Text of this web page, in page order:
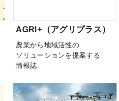
AGRI+（アグリプラス）
農業から地域活性の
ソリューションを提案する
情報誌